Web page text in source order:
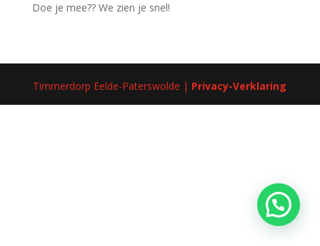
Doe je mee?? We zien je snel!
Timmerdorp Eelde-Paterswolde | Privacy-Verklaring